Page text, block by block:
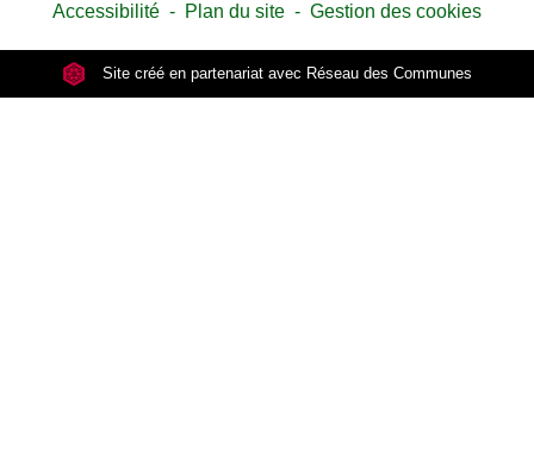
Accessibilité - Plan du site - Gestion des cookies
Site créé en partenariat avec Réseau des Communes